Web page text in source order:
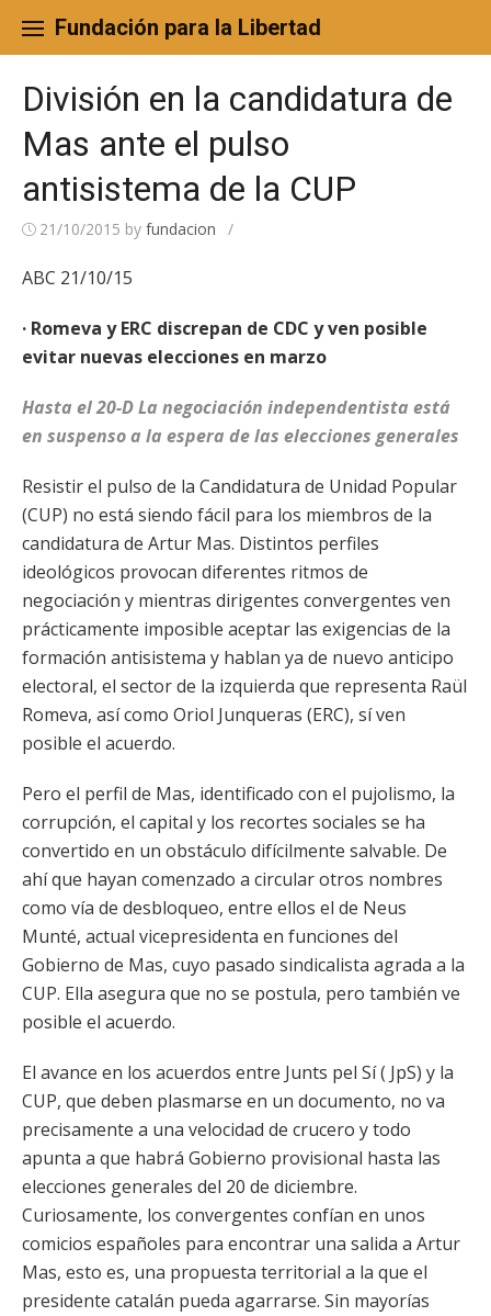
content
Fundación para la Libertad
División en la candidatura de
Mas ante el pulso
antisistema de la CUP
21/10/2015 by fundacion /
ABC 21/10/15
· Romeva y ERC discrepan de CDC y ven posible
evitar nuevas elecciones en marzo
Hasta el 20-D La negociación independentista está
en suspenso a la espera de las elecciones generales
Resistir el pulso de la Candidatura de Unidad Popular
(CUP) no está siendo fácil para los miembros de la
candidatura de Artur Mas. Distintos perfiles
ideológicos provocan diferentes ritmos de
negociación y mientras dirigentes convergentes ven
prácticamente imposible aceptar las exigencias de la
formación antisistema y hablan ya de nuevo anticipo
electoral, el sector de la izquierda que representa Raül
Romeva, así como Oriol Junqueras (ERC), sí ven
posible el acuerdo.
Pero el perfil de Mas, identificado con el pujolismo, la
corrupción, el capital y los recortes sociales se ha
convertido en un obstáculo difícilmente salvable. De
ahí que hayan comenzado a circular otros nombres
como vía de desbloqueo, entre ellos el de Neus
Munté, actual vicepresidenta en funciones del
Gobierno de Mas, cuyo pasado sindicalista agrada a la
CUP. Ella asegura que no se postula, pero también ve
posible el acuerdo.
El avance en los acuerdos entre Junts pel Sí ( JpS) y la
CUP, que deben plasmarse en un documento, no va
precisamente a una velocidad de crucero y todo
apunta a que habrá Gobierno provisional hasta las
elecciones generales del 20 de diciembre.
Curiosamente, los convergentes confían en unos
comicios españoles para encontrar una salida a Artur
Mas, esto es, una propuesta territorial a la que el
presidente catalán pueda agarrarse. Sin mayorías